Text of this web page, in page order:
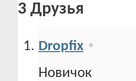
3 Друзья
Dropfix
Новичок